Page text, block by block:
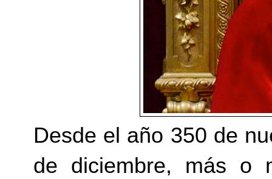
Desde el año 350 de
de diciembre, más o